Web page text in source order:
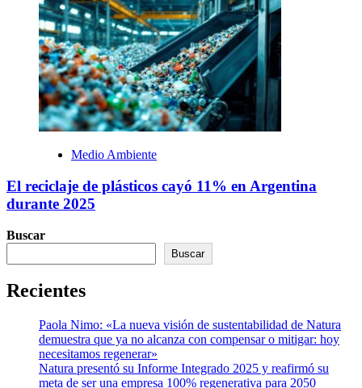
Medio Ambiente
El reciclaje de plásticos cayó 11% en Argentina
durante 2025
Buscar
Buscar
Recientes
Paola Nimo: «La nueva visión de sustentabilidad de Natura
demuestra que ya no alcanza con compensar o mitigar: hoy
necesitamos regenerar»
Natura presentó su Informe Integrado 2025 y reafirmó su
meta de ser una empresa 100% regenerativa para 2050